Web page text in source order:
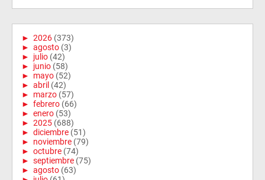
► 2026 (373)
► agosto (3)
► julio (42)
► junio (58)
► mayo (52)
► abril (42)
► marzo (57)
► febrero (66)
► enero (53)
► 2025 (688)
► diciembre (51)
► noviembre (79)
► octubre (74)
► septiembre (75)
► agosto (63)